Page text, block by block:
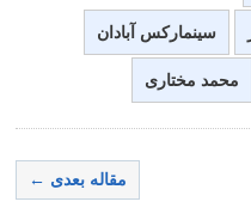
سینمارکس آبادان
محمد مختاری
مقاله بعدی ←